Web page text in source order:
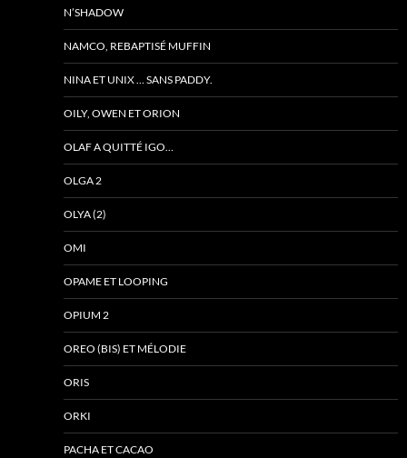
N’SHADOW
NAMCO, REBAPTISÉ MUFFIN
NINA ET UNIX … SANS PADDY.
OILY, OWEN ET ORION
OLAF A QUITTÉ IGO…
OLGA 2
OLYA (2)
OMI
OPAME ET LOOPING
OPIUM 2
OREO (BIS) ET MÉLODIE
ORIS
ORKI
PACHA ET CACAO